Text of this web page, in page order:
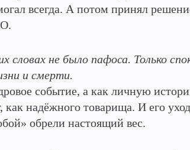
всегда. А потом принял
не было пафоса. Только
и смерти.
событие, а как личную
надёжного товарища. И его
обрели настоящий вес.